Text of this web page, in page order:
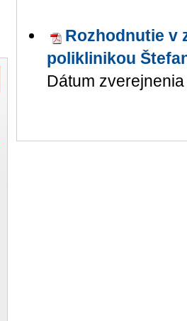
Rozhodnutie v
poliklinikou
Dátum